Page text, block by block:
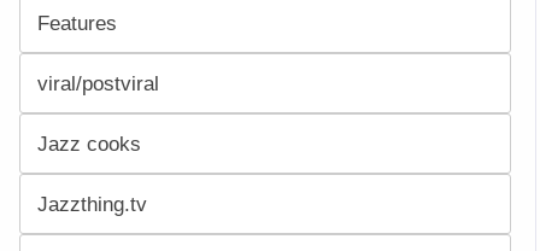
Features
viral/postviral
Jazz cooks
Jazzthing.tv